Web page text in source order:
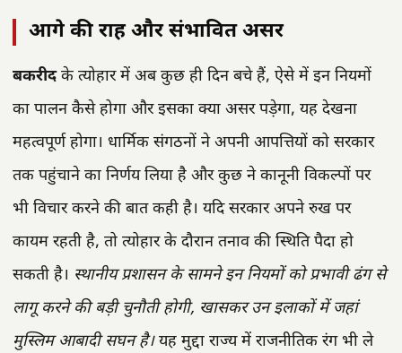
आगे की राह और संभावित असर
बकरीदके त्योहार में अब कुछ ही दिन बचे हैं, ऐसे में इन नियमों
का पालन कैसे होगा और इसका क्या असर पड़ेगा, यह देखना
महत्वपूर्ण होगा। धार्मिक संगठनों ने अपनी आपत्तियों को सरकार
तक पहुंचाने का निर्णय लिया है और कुछ ने कानूनी विकल्पों पर
भी विचार करने की बात कही है। यदि सरकार अपने रुख पर
कायम रहती है, तो त्योहार के दौरान तनाव की स्थिति पैदा हो
सकती है। स्थानीय प्रशासन के सामने इन नियमों को प्रभावी ढंग से
लागू करने की बड़ी चुनौती होगी, खासकर उन इलाकों में जहां
मुस्लिम आबादी सघन है।यह मुद्दा राज्य में राजनीतिक रंग भी ले